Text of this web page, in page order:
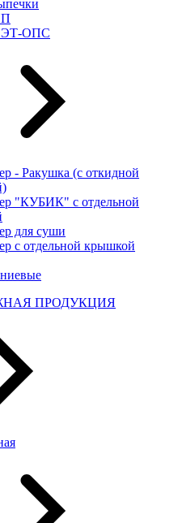
ОПС
- Ракушка (с откидной
"КУБИК" с отдельной
для суши
с отдельной крышкой
ПРОДУКЦИЯ